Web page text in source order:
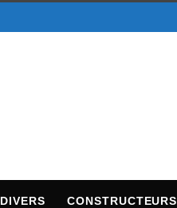
DIVERS CONSTRUCTEURS